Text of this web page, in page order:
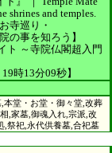
shrines and temples.
お寺巡り・
の事を知ろう】
ト ～寺院仏閣超入門
時13分09秒】
本堂・お堂・御々堂,改葬
,家墓,御魂入れ,宗派,改
,祭祀,永代供養墓,合祀墓